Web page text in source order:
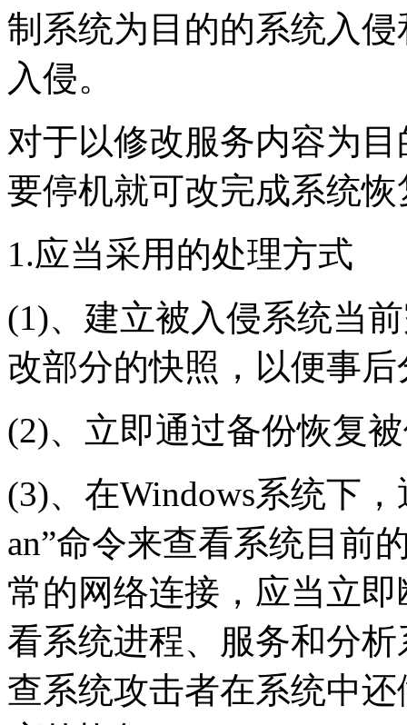
制系统为目的的系统入
入侵。
对于以修改服务内容为
要停机就可改完成系统
1.应当采用的处理方式
(1)、建立被入侵系统当
改部分的快照，以便事
(2)、立即通过备份恢复
(3)、在Windows系统下
an”命令来查看系统目前
常的网络连接，应当立
看系统进程、服务和分
查系统攻击者在系统中